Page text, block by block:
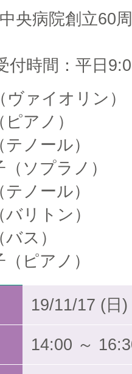
央病院創立60
付時間：平日
ァイオリン）
ノ）
ール）
プラノ）
ール）
トン）
ス）
アノ）
19/11/17 (日)
14:00 ～